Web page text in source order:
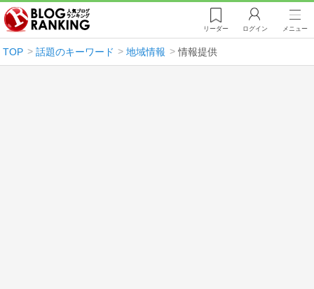
リーダー ログイン メニュー
TOP 話題のキーワード 地域情報 情報提供